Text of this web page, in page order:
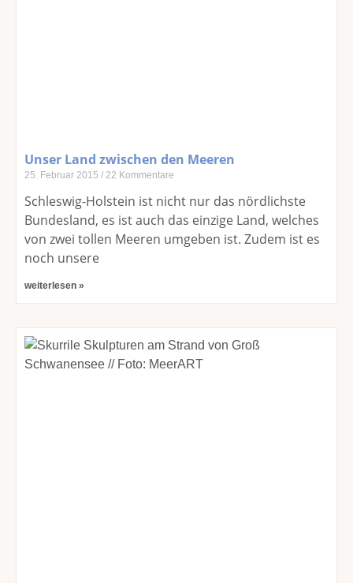
Unser Land zwischen den Meeren
25. Februar 2015 22 Kommentare
Schleswig-Holstein ist nicht nur das nördlichste
Bundesland, es ist auch das einzige Land, welches
von zwei tollen Meeren umgeben ist. Zudem ist es
noch unsere
weiterlesen »